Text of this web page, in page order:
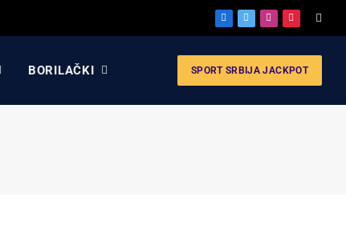
Facebook
X
Instagram
Pinterest
BORILAČKI SPORT SRBIJA JACKPOT